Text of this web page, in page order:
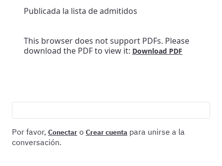
Publicada la lista de admitidos
This browser does not support PDFs. Please
download the PDF to view it: Download PDF
Por favor, Conectar o Crear cuenta para unirse a la
conversación.